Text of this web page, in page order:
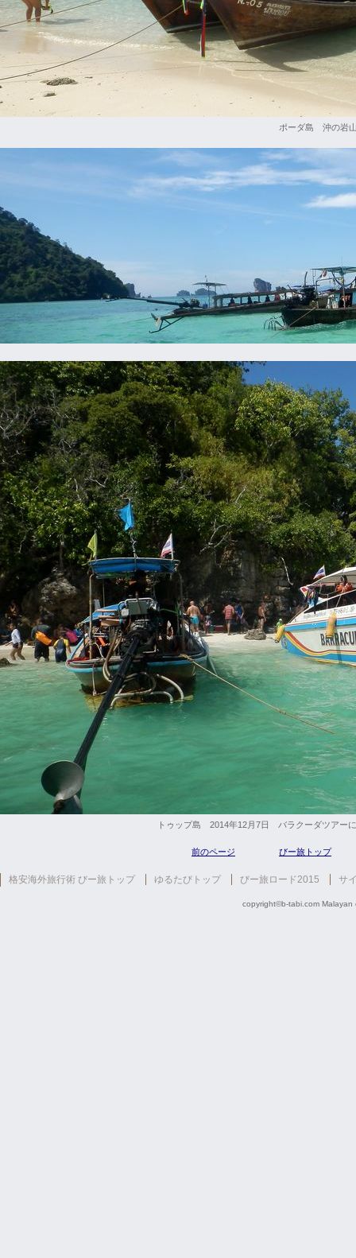
ポーダ島 沖の岩
トゥップ島 2014年12月7日 バラクーダツアー
前のページ びー旅トップ
copyright©b-tabi.com
格安海外旅行術 びー旅トップ ゆるたびトップ びー旅ロード2015 サ